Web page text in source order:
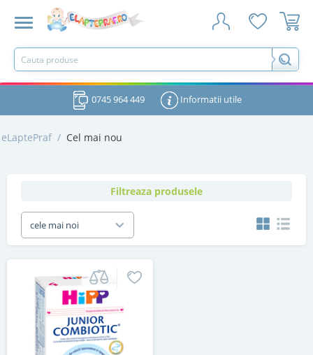
0745 964 449 Informatii utile
eLaptePraf / Cel mai nou
Filtreaza produsele
cele mai noi